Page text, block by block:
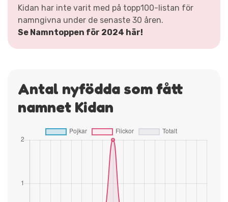
Kidan har inte varit med på topp100-listan för
namngivna under de senaste 30 åren.
Se Namntoppen för 2024 här!
Antal nyfödda som fått
namnet Kidan